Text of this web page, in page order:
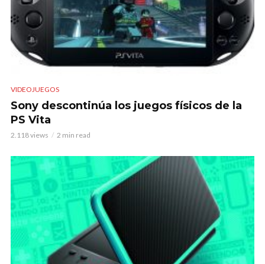
VIDEOJUEGOS
Sony descontinúa los juegos físicos de la
PS Vita
2.118 views 2 min read